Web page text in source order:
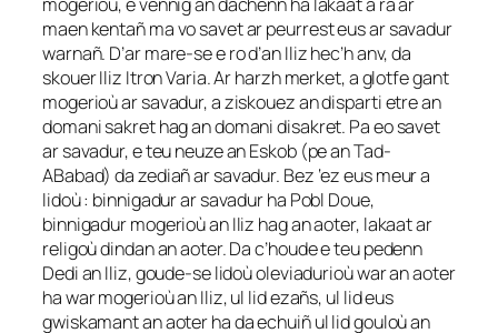
maen kentañ ma vo savet ar peurrest eus ar savadur
warnañ. D’ar mare-se e ro d’an Iliz hec’h anv, da
skouer Iliz Itron Varia. Ar harzh merket, a glotfe gant
mogerioù ar savadur, a ziskouez an disparti etre an
domani sakret hag an domani disakret. Pa eo savet
ar savadur, e teu neuze an Eskob (pe an Tad-
ABabad) da zediañ ar savadur. Bez ‘ez eus meur a
lidoù : binnigadur ar savadur ha Pobl Doue,
binnigadur mogerioù an Iliz hag an aoter, lakaat ar
religoù dindan an aoter. Da c’houde e teu pedenn
Dedi an Iliz, goude-se lidoù oleviadurioù war an aoter
ha war mogerioù an Iliz, ul lid ezañs, ul lid eus
gwiskamant an aoter ha da echuiñ ul lid gouloù an